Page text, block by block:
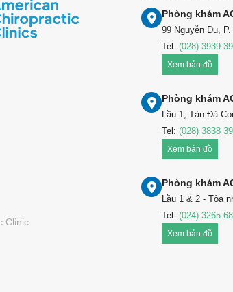
Clinic
Phòng khám
99 Nguyễn Du,
Tel: (028) 3939
Xem bản đồ
Phòng khám
Lầu 1, Tản Đà
Tel: (028) 3838
Xem bản đồ
Phòng khám
Lầu 1 & 2 - Tòa
Tel: (024) 3265
Xem bản đồ